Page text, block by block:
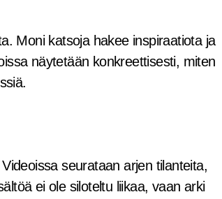
Moni katsoja hakee inspiraatiota ja
näytetään konkreettisesti, miten
seurataan arjen tilanteita,
ei ole siloteltu liikaa, vaan arki